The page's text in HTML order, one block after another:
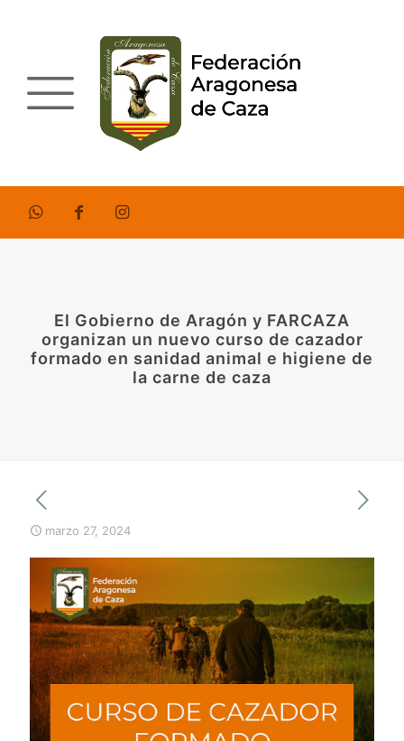
El Gobierno de Aragón y FARCAZA
organizan un nuevo curso de cazador
formado en sanidad animal e higiene de
la carne de caza
marzo 27, 2024